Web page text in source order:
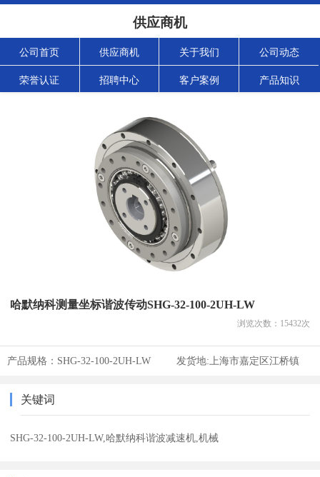
供应商机
公司首页 供应商机 关于我们 公司动态
荣誉认证 招聘中心 客户案例 产品知识
哈默纳科测量坐标谐波传动SHG-32-100-2UH-LW
浏览次数： 15432次
产品规格： SHG-32-100-2UH-LW 发货地: 上海市嘉定区江桥镇
关键词
SHG-32-100-2UH-LW,哈默纳科谐波减速机,机械